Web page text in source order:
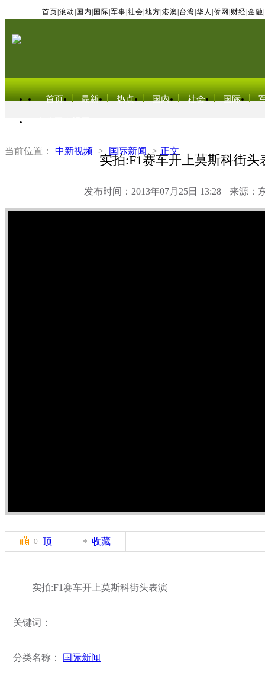
首页 滚动 国内 国际 军事 社会 地方 港澳 台湾 华人 侨网 财经 金融
首页 最新 热点 国内 社会 国际
当前位置： 中新视频 > 国际新闻 > 正文
实拍:F1赛车开上莫斯科街头
发布时间：2013年07月25日 13:28 来源：
0 顶 收藏
实拍:F1赛车开上莫斯科街头表演
关键词：
分类名称： 国际新闻